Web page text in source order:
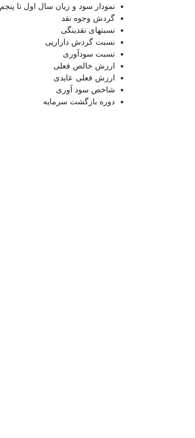
نمودار سود و زیان سال اول تا پنجم
گردش وجوه نقد
نسبتهای نقدینگی
نسبت گردش داراریی
نسبت سودآوری
ارزش خالص فعلی
ارزش فعلی عایدی
شاخص سود آوری
دوره بازگشت سرمایه